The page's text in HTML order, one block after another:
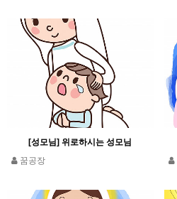
[성모님] 위로하시는 성모님
꿈공장